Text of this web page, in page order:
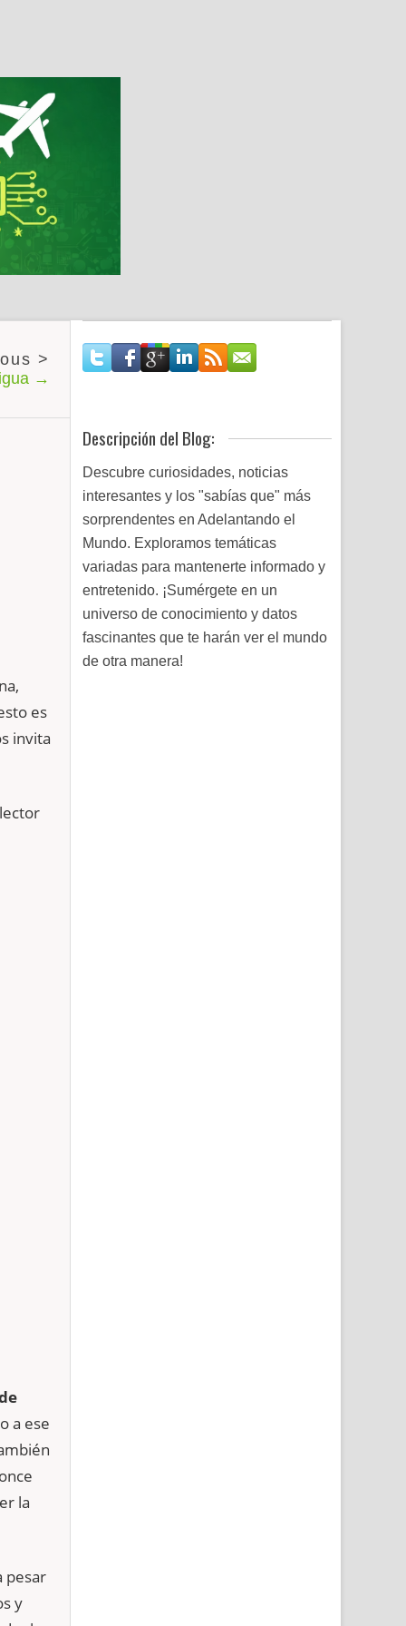
→
es
invita
a ese
la
pesar
y
Descripción del Blog:
Descubre curiosidades, noticias
interesantes y los "sabías que" más
sorprendentes en Adelantando el
Mundo. Exploramos temáticas
variadas para mantenerte informado y
entretenido. ¡Sumérgete en un
universo de conocimiento y datos
fascinantes que te harán ver el mundo
de otra manera!